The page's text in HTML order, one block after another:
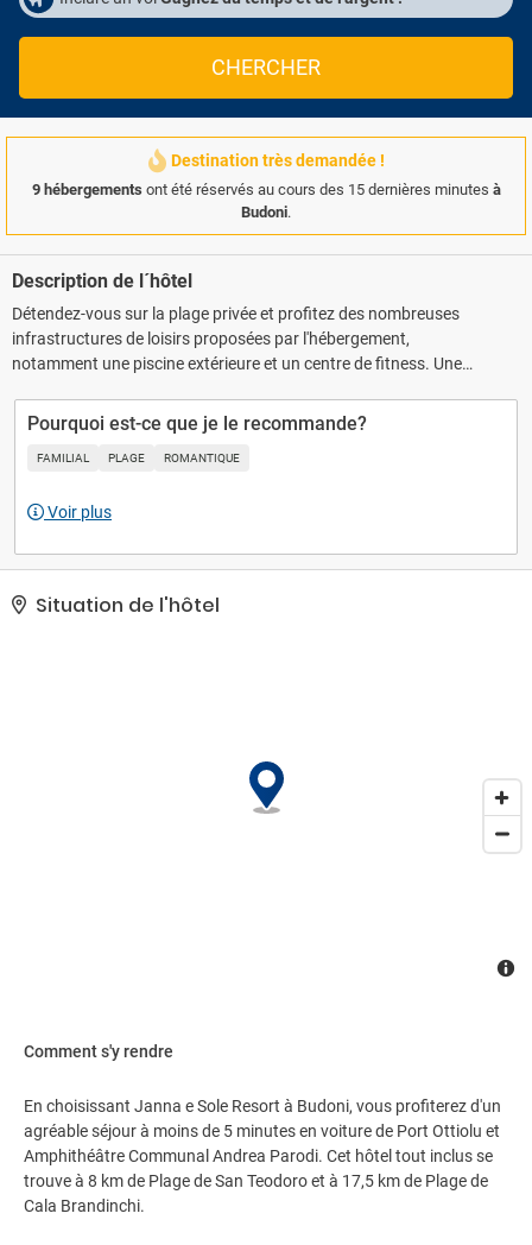
CHERCHER
Destination très demandée !
9 hébergements ont été réservés au cours des 15 dernières minutes à
Budoni.
Description de l´hôtel
Détendez-vous sur la plage privée et profitez des nombreuses
infrastructures de loisirs proposées par l'hébergement,
notamment une piscine extérieure et un centre de fitness. Une
officiel par étoiles de cet hébergement a été attribué par the local
rating authority.. Les équipements et services proposés incluent
une réception ouverte 24 h/24, une consigne à bagages et un
pouvez profiter des services d'une navette vers et depuis
Pourquoi est-ce que je le recommande?
FAMILIAL PLAGE ROMANTIQUE
Voir plus
Situation de l'hôtel
Comment s'y rendre
En choisissant Janna e Sole Resort à Budoni, vous profiterez d'un
agréable séjour à moins de 5 minutes en voiture de Port Ottiolu et
Amphithéâtre Communal Andrea Parodi. Cet hôtel tout inclus se
trouve à 8 km de Plage de San Teodoro et à 17,5 km de Plage de
Cala Brandinchi.